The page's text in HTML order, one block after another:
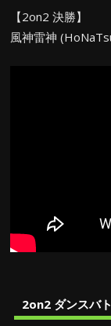
【2on2 決勝】
風神雷神
2on2 ダンスバ